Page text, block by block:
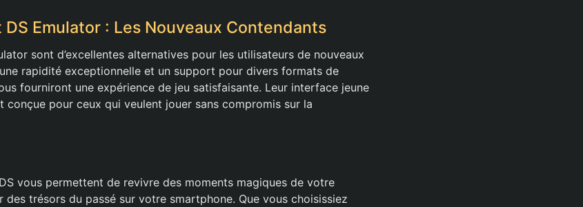
DS Emulator : Les Nouveaux Contendants
sont d’excellentes alternatives pour les utilisateurs de nouveaux
rapidité exceptionnelle et un support pour divers formats de
fourniront une expérience de jeu satisfaisante. Leur interface jeune
conçue pour ceux qui veulent jouer sans compromis sur la
vous permettent de revivre des moments magiques de votre
des trésors du passé sur votre smartphone. Que vous choisissiez